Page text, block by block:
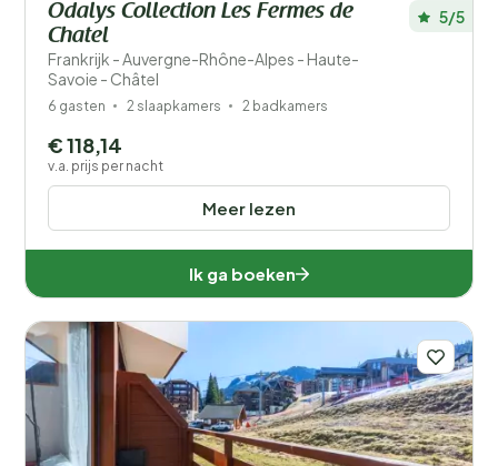
Odalys Collection Les Fermes de
Chatel
Frankrijk - Auvergne-Rhône-Alpes - Haute-
Savoie - Châtel
5/5
6 gasten 2 slaapkamers 2 badkamers
Meer lezen
€ 118,14
v.a. prijs per nacht
Ik ga boeken